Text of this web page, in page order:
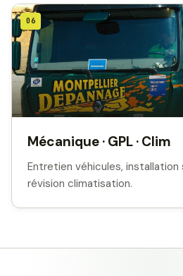
06
Mécanique · GPL · Clim
Entretien véhicules, installation
révision climatisation.